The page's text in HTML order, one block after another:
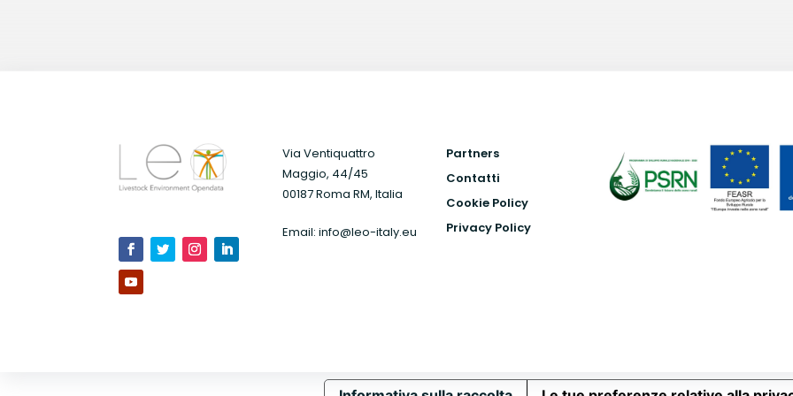
Via Ventiquattro
Maggio, 44/45
00187 Roma RM, Italia
Email: info@leo-italy.eu
Partners
Contatti
Cookie Policy
Privacy Policy